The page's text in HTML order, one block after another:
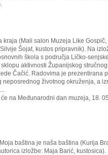
kraja (Mali salon Muzeja Like
Šojat, kustos pripravnik). Na
škola s područja Ličko-
aktivnosti Županijskog
Čačić. Radovima je prezentirana
životnog okruženja, a
će na Međunarodni dan muzeja, 18.
baština je naša baština (Kurija
izložbe: Maja Barić,